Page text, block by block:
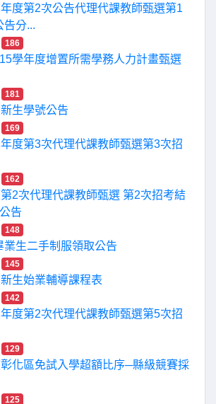
度第2次公告代理代課教師甄選第1
告分...
186
學年度增置所需學務人力計畫甄選
181
生學號公告
169
度第3次代理代課教師甄選第3次招
162
2次代理代課教師甄選 第2次招考結
告
148
業生二手制服領取公告
145
生始業輔導課程表
142
度第2次代理代課教師甄選第5次招
129
化區免試入學超額比序─縣級競賽採
125